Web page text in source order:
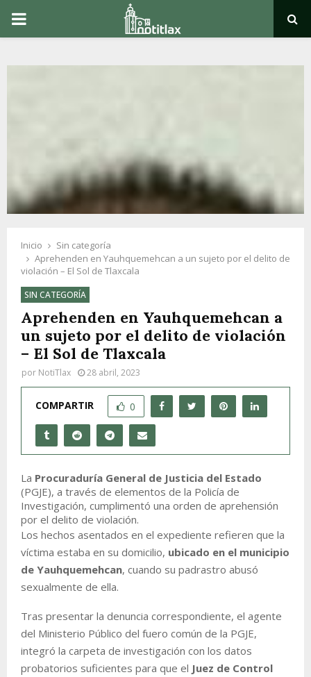
PRIMARY
Inicio
Sin categoría
Aprehenden en Yauhquemehcan a un sujeto por el delito de
violación – El Sol de Tlaxcala
SIN CATEGORÍA
Aprehenden en Yauhquemehcan a
un sujeto por el delito de violación
– El Sol de Tlaxcala
por NotiTlax 28 abril, 2023
COMPARTIR 0
La Procuraduría General de Justicia del Estado
(PGJE), a través de elementos de la Policía de
Investigación, cumplimentó una orden de aprehensión
por el delito de violación.
Los hechos asentados en el expediente refieren que la
víctima estaba en su domicilio, ubicado en el municipio
de Yauhquemehcan, cuando su padrastro abusó
sexualmente de ella.
Tras presentar la denuncia correspondiente, el agente
del Ministerio Público del fuero común de la PGJE,
integró la carpeta de investigación con los datos
probatorios suficientes para que el Juez de Control